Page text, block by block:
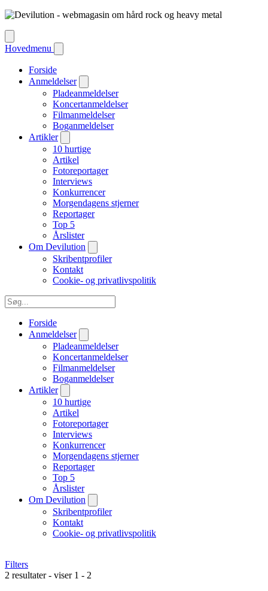
Hovedmenu
Forside
Anmeldelser
Pladeanmeldelser
Koncertanmeldelser
Filmanmeldelser
Boganmeldelser
Artikler
10 hurtige
Artikel
Fotoreportager
Interviews
Konkurrencer
Morgendagens stjerner
Reportager
Top 5
Årslister
Om Devilution
Skribentprofiler
Kontakt
Cookie- og privatlivspolitik
Forside
Anmeldelser
Pladeanmeldelser
Koncertanmeldelser
Filmanmeldelser
Boganmeldelser
Artikler
10 hurtige
Artikel
Fotoreportager
Interviews
Konkurrencer
Morgendagens stjerner
Reportager
Top 5
Årslister
Om Devilution
Skribentprofiler
Kontakt
Cookie- og privatlivspolitik
Filters
2 resultater - viser 1 - 2